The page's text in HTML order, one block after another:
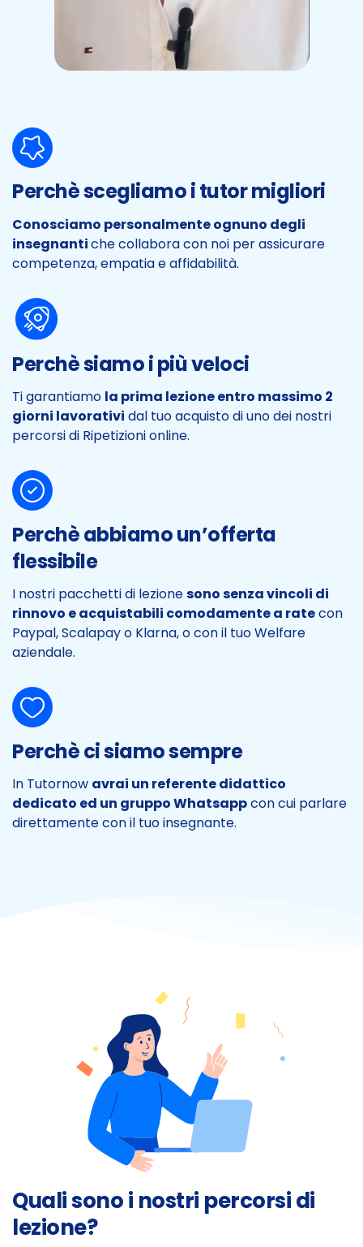
Perchè scegliamo i tutor migliori
Conosciamo personalmente ognuno degli
insegnantiche collabora con noi per assicurare
competenza, empatia e affidabilità.
Perchè siamo i più veloci
Ti garantiamo la prima lezione entro massimo 2
giorni lavorativi dal tuo acquisto di uno dei nostri
percorsi di Ripetizioni online.
Perchè abbiamo un’offerta
flessibile
I nostri pacchetti di lezionesono senza vincoli di
rinnovo e acquistabili comodamente a ratecon
Paypal, Scalapay o Klarna, o con il tuo Welfare
aziendale.
Perchè ci siamo sempre
In Tutornow avrai un referente didattico
dedicato ed un gruppo Whatsappcon cui parlare
direttamente con il tuo insegnante.
Quali sono i nostri percorsi di
lezione?